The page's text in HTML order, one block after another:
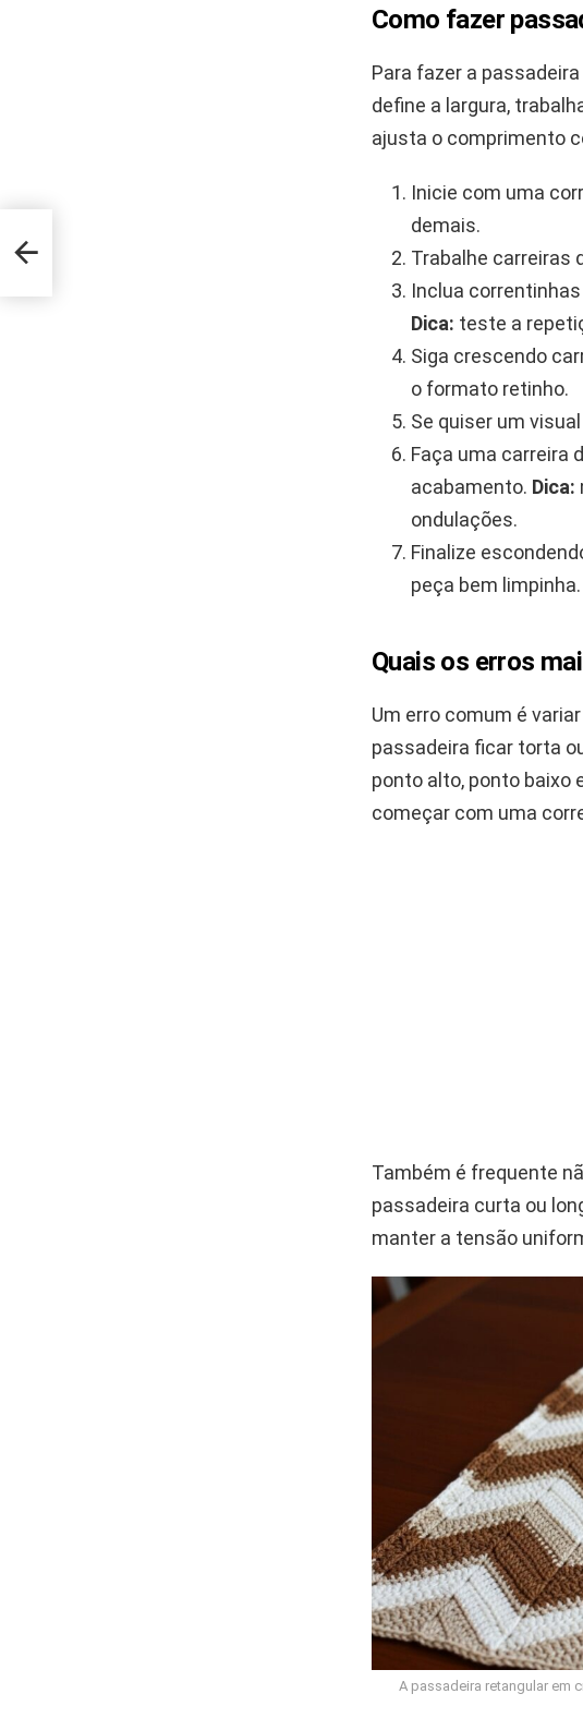
Como fazer
Para fazer a
define a largura,
ajusta o comprimento
Inicie com uma
demais.
Trabalhe carreiras
Inclua
Dica: teste a
Siga crescendo
o formato retinho.
Se quiser um
Faça uma carreira
acabamento. Dica:
ondulações.
Finalize
peça bem limpinha.
Quais os erros
Um erro comum é
passadeira ficar torta
ponto alto, ponto baixo
começar com uma
Também é frequente
passadeira curta ou
manter a tensão
A passadeira retangular em